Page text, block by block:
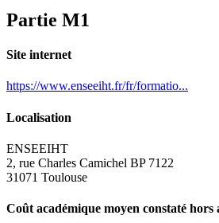
Partie M1
Site internet
https://www.enseeiht.fr/fr/formatio...
Localisation
ENSEEIHT
2, rue Charles Camichel BP 7122
31071 Toulouse
Coût académique moyen constaté hors